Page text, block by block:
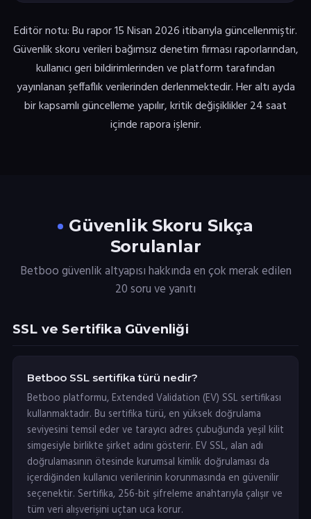
Editör notu: Bu rapor 15 Nisan 2026 itibarıyla güncellenmiştir.
Güvenlik skoru verileri bağımsız denetim firması raporlarından,
kullanıcı geri bildirimlerinden ve platform tarafından
yayınlanan şeffaflık verilerinden derlenmektedir. Her altı ayda
bir kapsamlı güncelleme yapılır, kritik değişiklikler 24 saat
içinde rapora işlenir.
Güvenlik Skoru Sıkça
Sorulanlar
Betboo güvenlik altyapısı hakkında en çok merak edilen
20 soru ve yanıtı
SSL ve Sertifika Güvenliği
Betboo SSL sertifika türü nedir?
Betboo platformu, Extended Validation (EV) SSL sertifikası
kullanmaktadır. Bu sertifika türü, en yüksek doğrulama
seviyesini temsil eder ve tarayıcı adres çubuğunda yeşil kilit
simgesiyle birlikte şirket adını gösterir. EV SSL, alan adı
doğrulamasının ötesinde kurumsal kimlik doğrulaması da
içerdiğinden kullanıcı verilerinin korunmasında en güvenilir
seçenektir. Sertifika, 256-bit şifreleme anahtarıyla çalışır ve
tüm veri alışverişini uçtan uca korur.